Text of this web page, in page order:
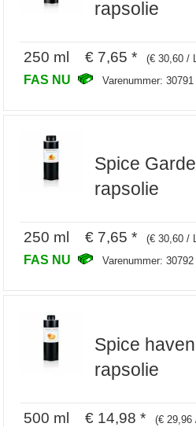
rapsolie
250 ml € 7,65 * (€ 30,60 /
FAS NU Varenummer: 30791
Spice
rapsolie
250 ml € 7,65 * (€ 30,60 /
FAS NU Varenummer: 30792
Spice
rapsolie
500 ml € 14,98 * (€ 29,96